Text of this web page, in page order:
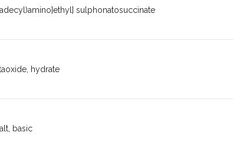
sulphonatosuccinate
hydrate
basic